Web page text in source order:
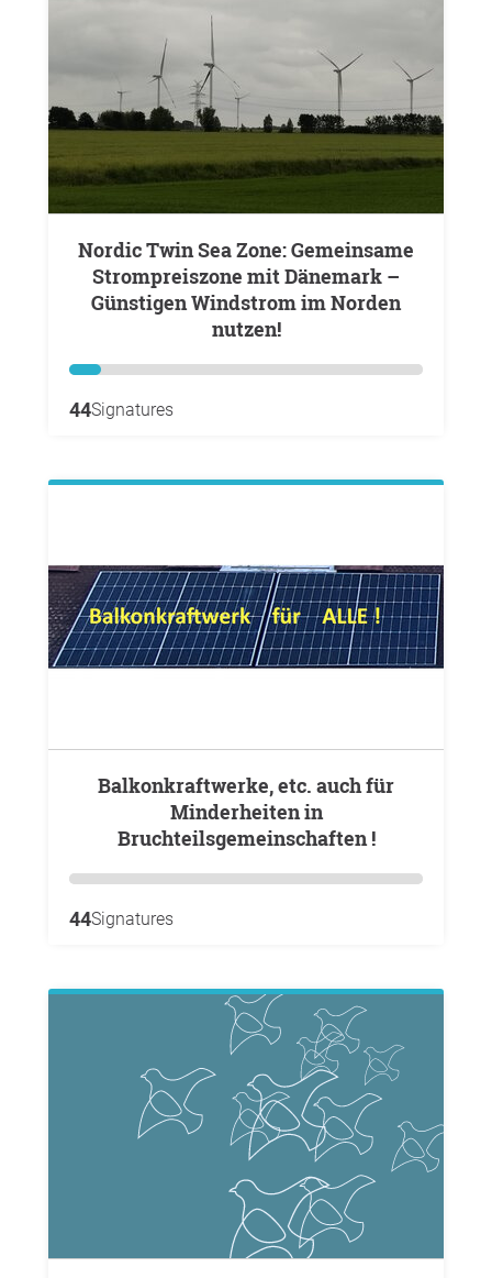
Nordic Twin Sea Zone: Gemeinsame
Strompreiszone mit Dänemark –
Günstigen Windstrom im Norden
nutzen!
44Signatures
Balkonkraftwerke, etc. auch für
Minderheiten in
Bruchteilsgemeinschaften !
44Signatures